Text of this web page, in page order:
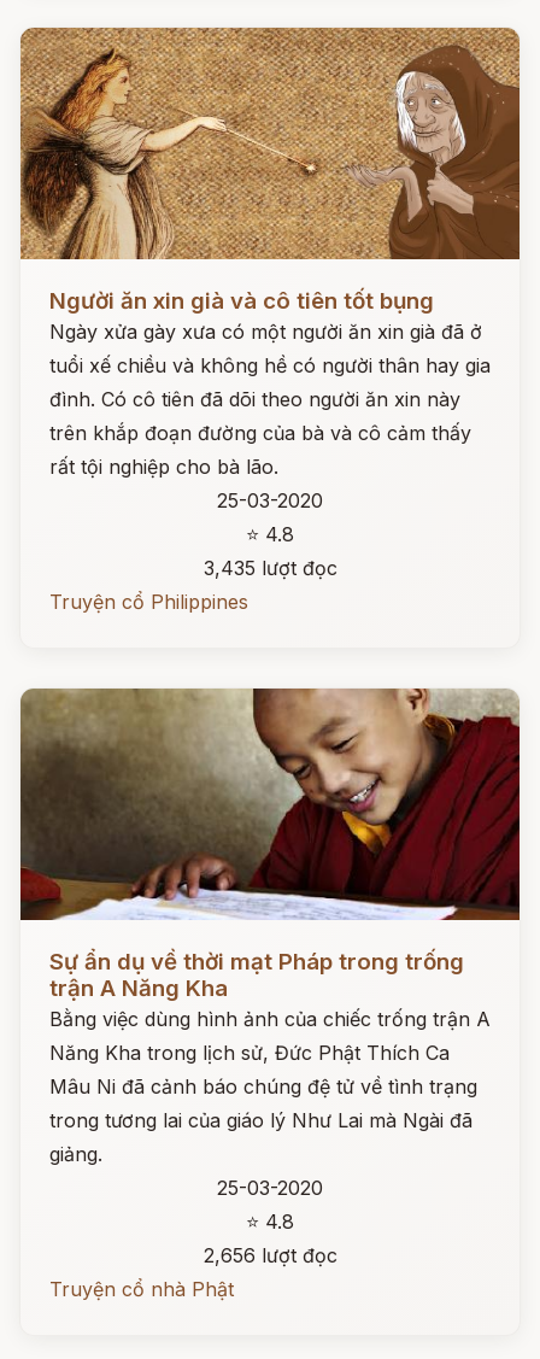
Người ăn xin già và cô tiên tốt bụng
Ngày xửa gày xưa có một người ăn xin già đã ở
tuổi xế chiều và không hề có người thân hay gia
đình. Có cô tiên đã dõi theo người ăn xin này
trên khắp đoạn đường của bà và cô cảm thấy
rất tội nghiệp cho bà lão.
25-03-2020
⭐ 4.8
3,435 lượt đọc
Truyện cổ Philippines
Đọc ngay
Sự ẩn dụ về thời mạt Pháp trong trống
trận A Năng Kha
Bằng việc dùng hình ảnh của chiếc trống trận A
Năng Kha trong lịch sử, Đức Phật Thích Ca
Mâu Ni đã cảnh báo chúng đệ tử về tình trạng
trong tương lai của giáo lý Như Lai mà Ngài đã
giảng.
25-03-2020
⭐ 4.8
2,656 lượt đọc
Truyện cổ nhà Phật